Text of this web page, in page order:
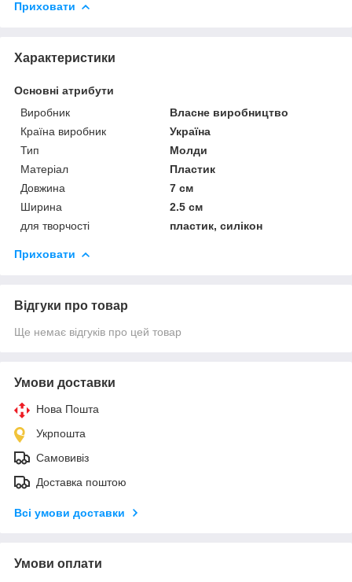
Приховати
Характеристики
Основні атрибути
Виробник
Власне виробництво
Країна виробник
Україна
Тип
Молди
Матеріал
Пластик
Довжина
7 см
Ширина
2.5 см
для творчості
пластик, силікон
Приховати
Відгуки про товар
Ще немає відгуків про цей товар
Умови доставки
Нова Пошта
Укрпошта
Самовивіз
Доставка поштою
Всі умови доставки
Умови оплати